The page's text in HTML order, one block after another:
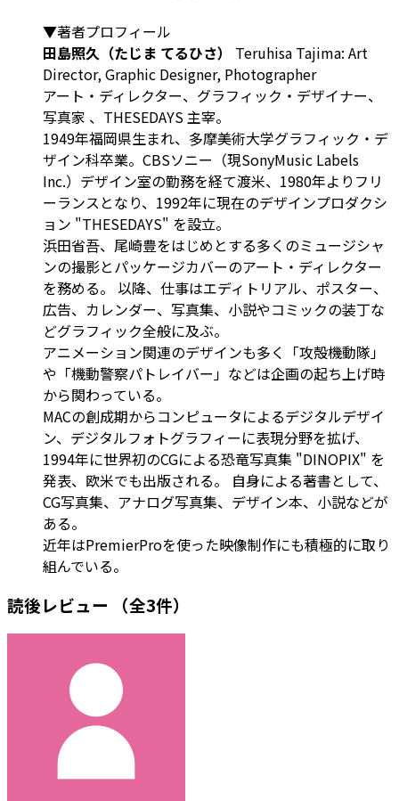
▼著者プロフィール
田島照久（たじま てるひさ）
Teruhisa Tajima: Art
Director, Graphic Designer, Photographer
アート・ディレクター、グラフィック・デザイナー、
写真家 、THESEDAYS 主宰。
1949年福岡県生まれ、多摩美術大学グラフィック・デ
ザイン科卒業。CBSソニー（現SonyMusic Labels
Inc.）デザイン室の勤務を経て渡米、1980年よりフリ
ーランスとなり、1992年に現在のデザインプロダクシ
ョン "THESEDAYS" を設立。
浜田省吾、尾崎豊をはじめとする多くのミュージシャ
ンの撮影とパッケージカバーのアート・ディレクター
を務める。 以降、仕事はエディトリアル、ポスター、
広告、カレンダー、写真集、小説やコミックの装丁な
どグラフィック全般に及ぶ。
アニメーション関連のデザインも多く「攻殻機動隊」
や「機動警察パトレイバー」などは企画の起ち上げ時
から関わっている。
MACの創成期からコンピュータによるデジタルデザイ
ン、デジタルフォトグラフィーに表現分野を拡げ、
1994年に世界初のCGによる恐竜写真集 "DINOPIX" を
発表、欧米でも出版される。 自身による著書として、
CG写真集、アナログ写真集、デザイン本、小説などが
ある。
近年はPremierProを使った映像制作にも積極的に取り
組んでいる。
読後レビュー （全3件）